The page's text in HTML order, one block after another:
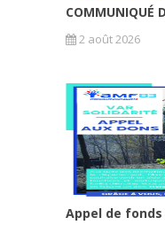
COMMUNIQUÉ
2 août 2026
Appel de